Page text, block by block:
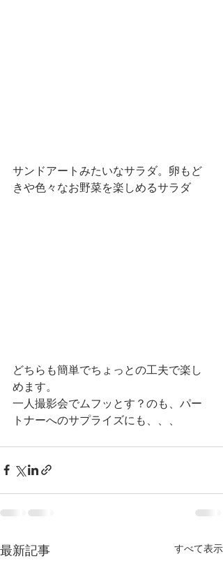
サンドアートみたいなサラダ。卵もど
きや色々なお野菜を楽しめるサラダ
どちらも簡単でちょっとの工夫で楽し
めます。
一人撮影会でムフッとす？のも、パー
トナーへのサプライズにも、、、
最新記事 すべて表示